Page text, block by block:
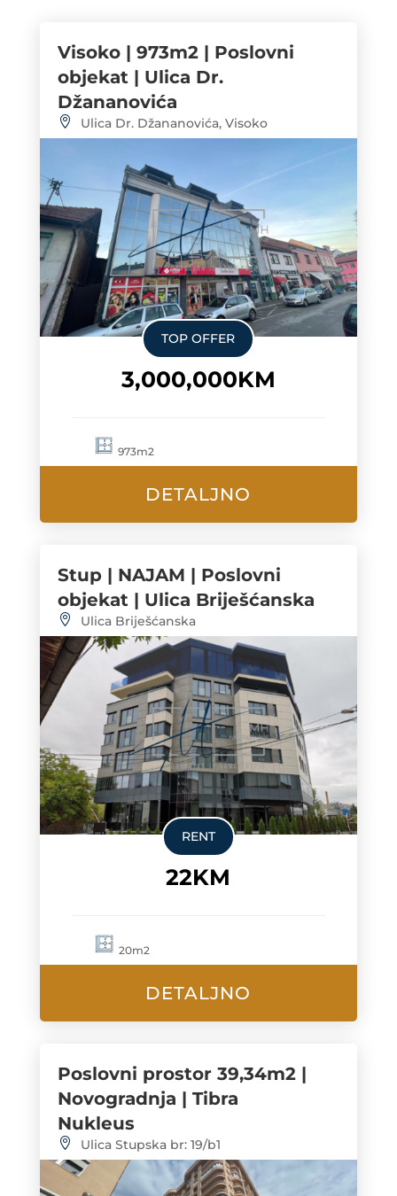
Visoko | 973m2 | Poslovni
objekat | Ulica Dr.
Džananovića
Ulica Dr. Džananovića, Visoko
TOP OFFER
3,000,000KM
973m2
DETALJNO
Stup | NAJAM | Poslovni
objekat | Ulica Briješćanska
Ulica Briješćanska
RENT
22KM
20m2
DETALJNO
Poslovni prostor 39,34m2 |
Novogradnja | Tibra
Nukleus
Ulica Stupska br: 19/b1